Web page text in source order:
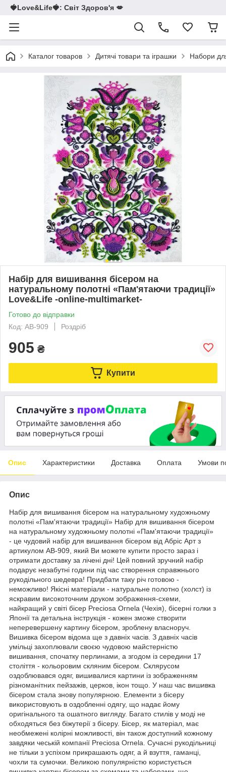
🍓Love&Life🍓: Світ Здоров'я 💋
Каталог товаров Дитячі товари та іграшки Набори
Набір для вишивання бісером на
натуральному полотні «Пам'ятаючи традиції»
Love&Life -online-multimarket-
Готово до відправки
Код: AB-909
Роздріб
905 ₴
Купити
Опис Характеристики Доставка Оплата Умови
Опис
Набір для вишивання бісером на натуральному художньому
полотні «Пам'ятаючи традиції» Набір для вишивання бісером
на натуральному художньому полотні «Пам'ятаючи традиції»
- це чудовий набір для вишивання бісером від Абріс Арт з
артикулом AB-909, який Ви можете купити просто зараз і
отримати доставку за лічені дні! Цей повний зручний набір
подарує незабутні години під час створення справжнього
рукодільного шедевра! Придбати таку річ готовою -
неможливо! Якісні матеріали - натуральне полотно (холст) із
яскравим високоточним друком зображення-схеми,
найкращий у світі бісер Preciosa Ornela (Чехія), бісерні голки з
Японії та детальна інструкція - кожен зможе створити
неперевершену картину бісером, зроблену власноруч.
Вишивка бісером відома ще з давніх часів. З давніх часів
умільці захоплювали своєю чудовою майстерністю
вишивання, спочатку перлинами, а згодом із середини 17
століття - кольоровим скляним бісером. Склярусом
оздоблювався одяг, вишивалися картини із зображенням
різноманітних пейзажів, церков, ікон тощо. У наш час вишивка
бісером стала знову популярною. Елементи з бісеру
використовують в оздобленні одягу, що надає йому
оригінального та ошатного вигляду. Багато стилів у моді не
обходяться без біжутерії з бісеру. Бісер, як матеріал, має
необмежені колірні можливості, він також доступний кожному
завдяки чеській компанії Preciosa Ornela. Сучасні рукодільниці
не тільки з успіхом прикрашають одяг, а й взуття, гаманці,
чохли та сумочки. Великою популярністю користується